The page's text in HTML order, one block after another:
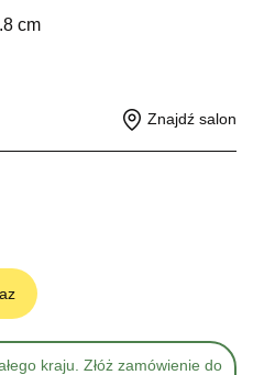
cm
Znajdź salon
kraju. Złóż zamówienie do